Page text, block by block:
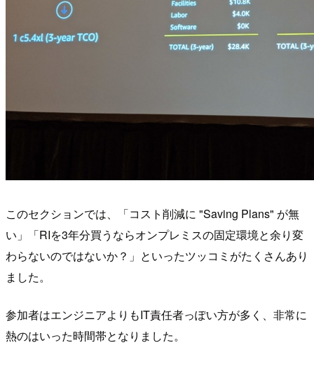
このセクションでは、「コスト削減に "Saving Plans" が無
い」「RIを3年分買うならオンプレミスの固定環境と余り変
わらないのではないか？」といったツッコミがたくさんあり
ました。
参加者はエンジニアよりもIT責任者っぽい方が多く、非常に
熱のはいった時間帯となりました。